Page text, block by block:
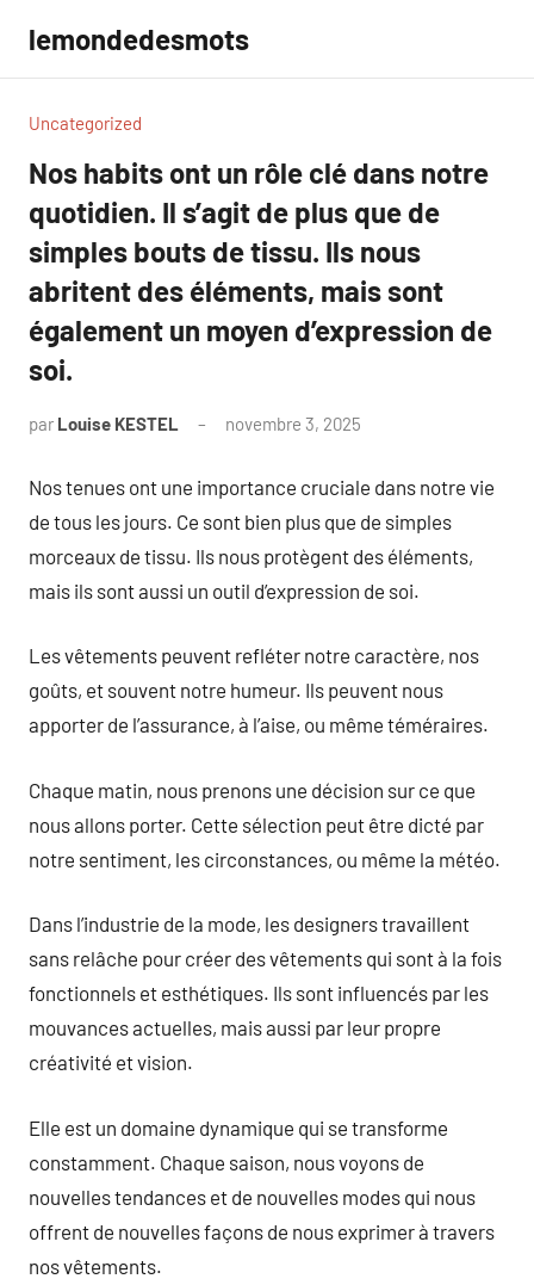
contenu
lemondedesmots
Uncategorized
Nos habits ont un rôle clé dans notre
quotidien. Il s’agit de plus que de
simples bouts de tissu. Ils nous
abritent des éléments, mais sont
également un moyen d’expression de
soi.
par Louise KESTEL novembre 3, 2025
Nos tenues ont une importance cruciale dans notre vie
de tous les jours. Ce sont bien plus que de simples
morceaux de tissu. Ils nous protègent des éléments,
mais ils sont aussi un outil d’expression de soi.
Les vêtements peuvent refléter notre caractère, nos
goûts, et souvent notre humeur. Ils peuvent nous
apporter de l’assurance, à l’aise, ou même téméraires.
Chaque matin, nous prenons une décision sur ce que
nous allons porter. Cette sélection peut être dicté par
notre sentiment, les circonstances, ou même la météo.
Dans l’industrie de la mode, les designers travaillent
sans relâche pour créer des vêtements qui sont à la fois
fonctionnels et esthétiques. Ils sont influencés par les
mouvances actuelles, mais aussi par leur propre
créativité et vision.
Elle est un domaine dynamique qui se transforme
constamment. Chaque saison, nous voyons de
nouvelles tendances et de nouvelles modes qui nous
offrent de nouvelles façons de nous exprimer à travers
nos vêtements.